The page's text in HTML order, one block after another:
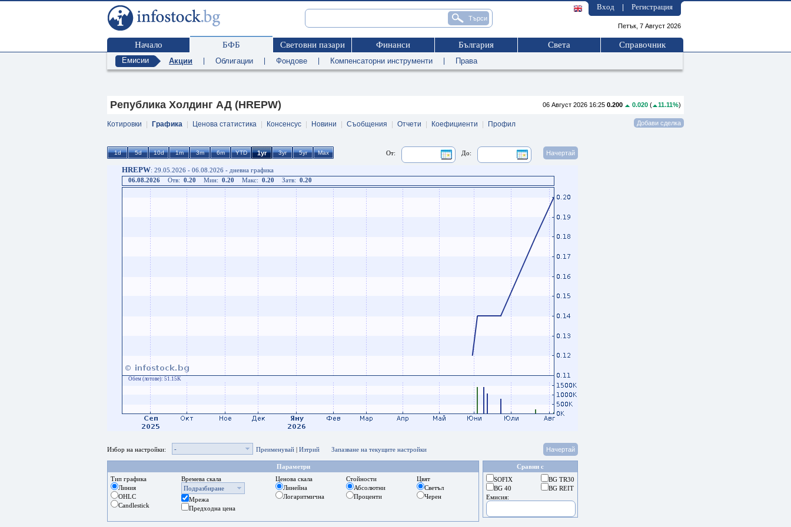
Вход Регистрация
Петък, 7 Август 2026
Начало БФБ Световни пазари Финанси България Света Справочник
Емисии Акции Облигации Фондове Компенсаторни инструменти Права
06 Август 2026 16:25 0.200 0.020 ( 11.11%)
Република Холдинг АД (HREPW)
Котировки Графика Ценова статистика Консенсус Новини Съобщения Отчети Коефициенти Профил
До:
От:
HREPW: 29.05.2026 - 06.08.2026 - дневна графика
06.08.2026
Отв: 0.20 Мин: 0.20 Макс: 0.20 Затв: 0.20
Обем (лотове): 51.15K
Избор на настройки: - Преименувай | Изтрий Запазване на текущите настройки
Сравни с
BG TR30
BG REIT
SOFIX
BG 40
Емисия:
Параметри
Тип графика
Линия
OHLC
Candlestick
Времева скала
Подразбиране
Мрежа
Предходна цена
Ценова скала
Линейна
Логаритмична
Стойности
Абсолютни
Проценти
Цвят
Светъл
Черен